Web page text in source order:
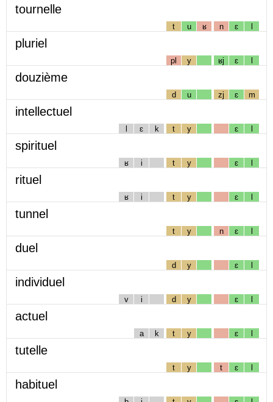
tournelle
t u ʁ n ɛ l
pluriel
pl y ʁj ɛ l
douzième
d u zj ɛ m
intellectuel
l ɛ k t y ɛ l
spirituel
ʁ i t y ɛ l
rituel
ʁ i t y ɛ l
tunnel
t y n ɛ l
duel
d y ɛ l
individuel
v i d y ɛ l
actuel
a k t y ɛ l
tutelle
t y t ɛ l
habituel